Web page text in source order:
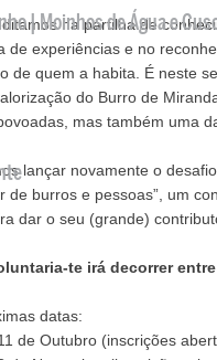
na partilha de
de experiências e no
de quem a habita. É neste
do Burro de
mas também uma
lançar novamente o
de burros e pessoas”, um
dar o seu (grande)
te irá decorrer
datas:
de Outubro (inscrições
| Moinhos de Água e